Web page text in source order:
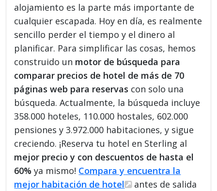
alojamiento es la parte más importante de
cualquier escapada. Hoy en día, es realmente
sencillo perder el tiempo y el dinero al
planificar. Para simplificar las cosas, hemos
construido un motor de búsqueda para
comparar precios de hotel de más de 70
páginas web para reservas con solo una
búsqueda. Actualmente, la búsqueda incluye
358.000 hoteles, 110.000 hostales, 602.000
pensiones y 3.972.000 habitaciones, y sigue
creciendo. ¡Reserva tu hotel en Sterling al
mejor precio y con descuentos de hasta el
60% ya mismo! Compara y encuentra la
mejor habitación de hotel
antes de salida